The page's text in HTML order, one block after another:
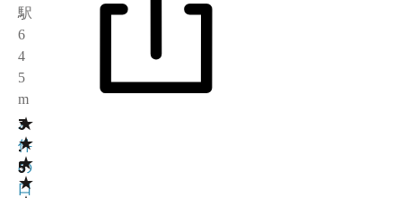
駅
6
4
5
m
★
★
★
★
3
.
5
2
件
の
口